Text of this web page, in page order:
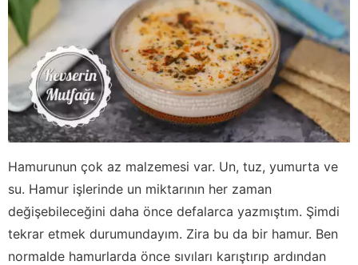
Hamurunun çok az malzemesi var. Un, tuz, yumurta ve
su. Hamur işlerinde un miktarının her zaman
değişebileceğini daha önce defalarca yazmıştım. Şimdi
tekrar etmek durumundayım. Zira bu da bir hamur. Ben
normalde hamurlarda önce sıvıları karıştırıp ardından